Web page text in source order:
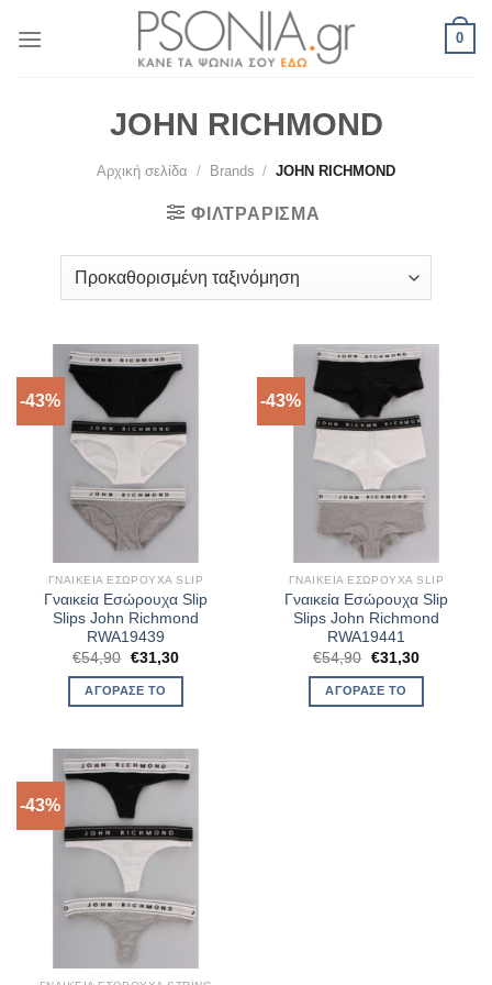
0
JOHN RICHMOND
Αρχική σελίδα / Brands / JOHN RICHMOND
ΦΙΛΤΡΆΡΙΣΜΑ
-43%
ΓΝΑΙΚΕΊΑ ΕΣΏΡΟΥΧΑ SLIP
Γναικεία Εσώρουχα Slip
Slips John Richmond
RWA19439
€54,90 Original
price
was:
€54,90.
€31,30Η
ΑΓΌΡΑΣΈ ΤΟ
-43%
ΓΝΑΙΚΕΊΑ ΕΣΏΡΟΥΧΑ SLIP
Γναικεία Εσώρουχα Slip
Slips John Richmond
RWA19441
€54,90 Original
price
was:
€54,90.
€31,30Η
ΑΓΌΡΑΣΈ ΤΟ
-43%